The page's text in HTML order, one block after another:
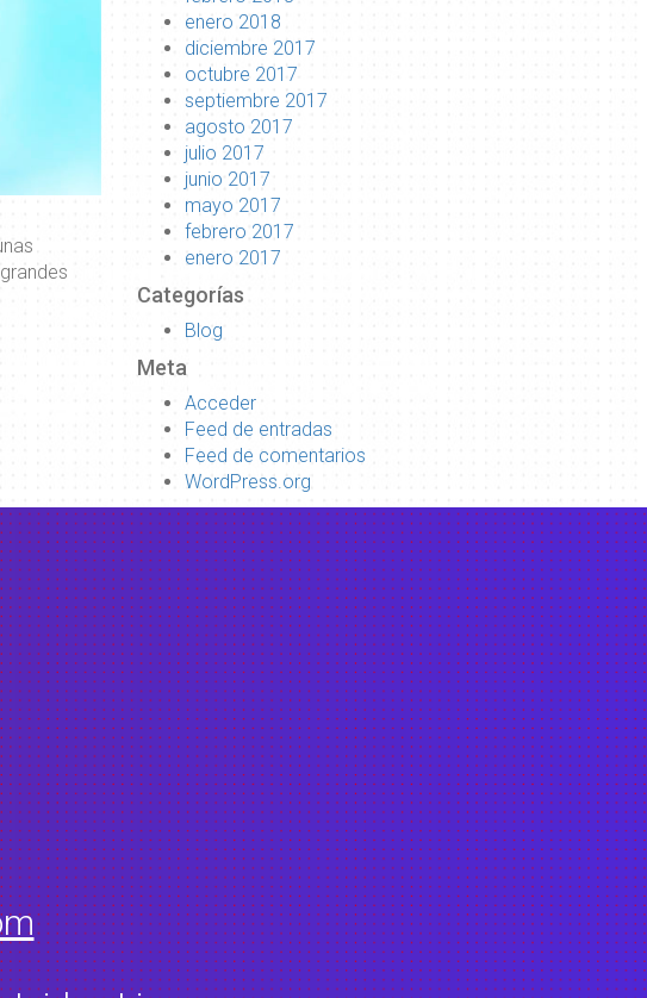
enero 2018
diciembre 2017
octubre 2017
septiembre 2017
agosto 2017
julio 2017
junio 2017
mayo 2017
febrero 2017
enero 2017
Categorías
Blog
Meta
Acceder
Feed de entradas
Feed de comentarios
WordPress.org